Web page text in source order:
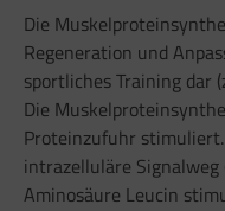
Die
Regeneration und
sportliches Training dar
Die
Proteinzufuhr
intrazelluläre Signalweg
Aminosäure Leucin